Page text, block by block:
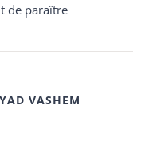
de paraître
VASHEM